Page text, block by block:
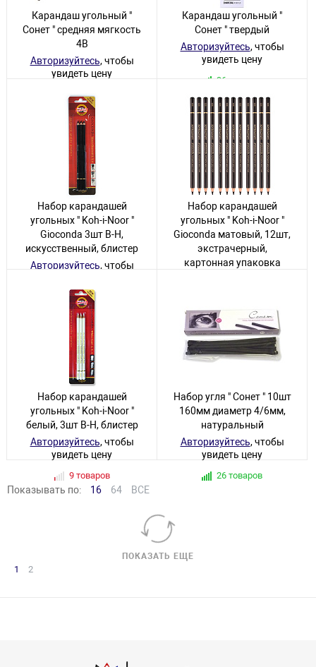
Карандаш угольный "
Сонет " средняя мягкость
4B
Авторизуйтесь, чтобы
увидеть цену
69 товаров
Карандаш угольный "
Сонет " твердый
Авторизуйтесь, чтобы
увидеть цену
96 товаров
Набор карандашей
угольных " Koh-i-Noor "
Gioconda 3шт B-H,
искусственный, блистер
Авторизуйтесь, чтобы
12 товаров
Набор карандашей
угольных " Koh-i-Noor "
Gioconda матовый, 12шт,
экстрачерный,
картонная упаковка
44 товара
Набор карандашей
угольных " Koh-i-Noor "
белый, 3шт B-H, блистер
Авторизуйтесь, чтобы
увидеть цену
9 товаров
Набор угля " Сонет " 10шт
160мм диаметр 4/6мм,
натуральный
Авторизуйтесь, чтобы
увидеть цену
26 товаров
Показывать по: 16 64 ВСЕ
ПОКАЗАТЬ ЕЩЕ
1 2